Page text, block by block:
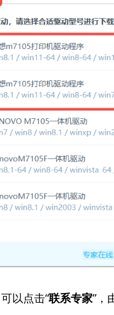
以点击“联系专家”，